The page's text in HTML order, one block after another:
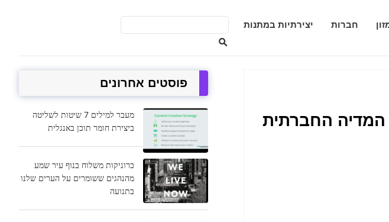
חברות יצירתיות במתנות
המדיה החברתית
פוסטים אחרונים
מעבר למילים 7 שיטות לשליטה
ביצירת חומר תוכן באנגלית
כרוניקות משלוח בנוף עיר שמע
מהנהגים ששומרים על הערים שלנו
בתנועה